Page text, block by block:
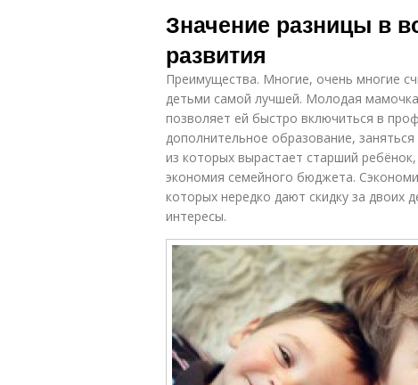
Значение разницы в
развития
Преимущества. Многие, очень многие
детьми самой лучшей. Молодая
позволяет ей быстро включиться в
дополнительное образование,
из которых вырастает старший
экономия семейного бюджета.
которых нередко дают скидку за двоих
интересы.